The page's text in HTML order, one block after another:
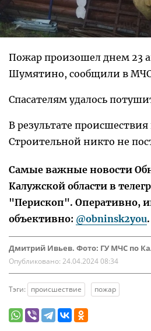
Пожар произошел днем 23
Шумятино, сообщили в
Спасателям удалось
В результате происшествия
Строительной никто не
Самые важные новости
Калужской области в
"Перископ". Оперативно,
объективно: @obninsk2you.
Дмитрий Ивьев. Фото: ГУ МЧС по
Опубликовано: 24.04.2024 08:34
Тэги: происшествие пожар